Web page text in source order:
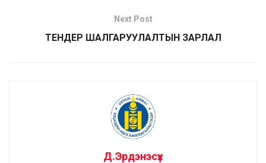
Next Post
ТЕНДЕР ШАЛГАРУУЛАЛТЫН ЗАРЛАЛ
Д.Эрдэнэсүх